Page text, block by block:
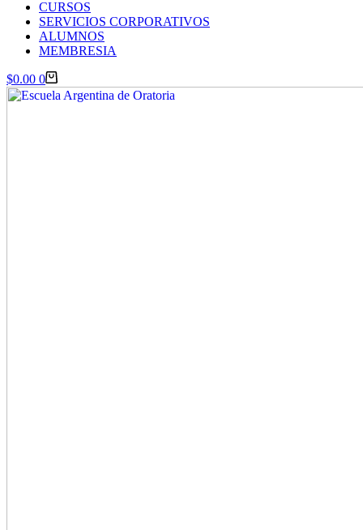
CURSOS
SERVICIOS CORPORATIVOS
ALUMNOS
MEMBRESIA
Carro
de
$0.00 0